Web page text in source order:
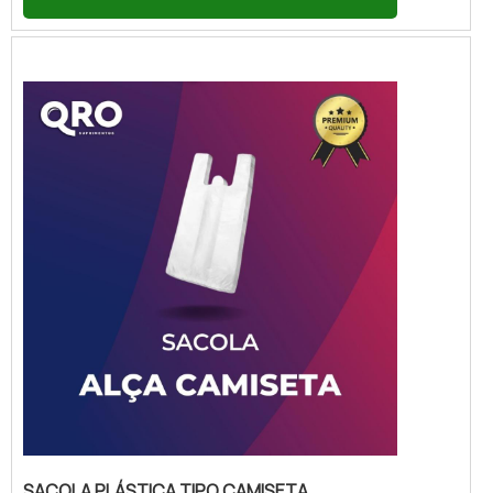
QRO Suprimentos disponibiliza as sacolas
plásticas personalizadas atacado, uma
que desejam divulgar sua marca e fidelizar
seus clientes.As sacolas plásticas
personalizadas atacado são produzidas com